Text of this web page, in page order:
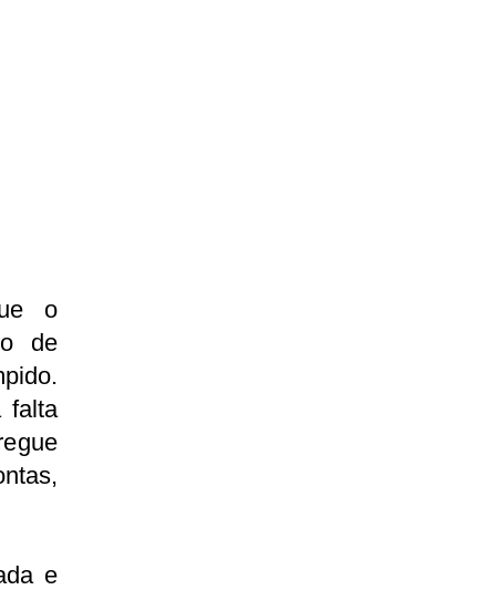
o
de
falta
e